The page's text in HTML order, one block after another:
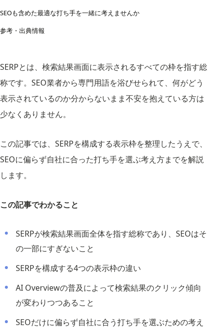
SEOも含めた最適な打ち手を一緒に考えませんか
参考・出典情報
SERPとは、検索結果画面に表示されるすべての枠を指す総
称です。SEO業者から専門用語を浴びせられて、何がどう
表示されているのか分からないまま不安を抱えている方は
少なくありません。
この記事では、SERPを構成する表示枠を整理したうえで、
SEOに偏らず自社に合った打ち手を選ぶ考え方までを解説
します。
この記事でわかること
SERPが検索結果画面全体を指す総称であり、SEOはそ
の一部にすぎないこと
SERPを構成する4つの表示枠の違い
AI Overviewの普及によって検索結果のクリック傾向
が変わりつつあること
SEOだけに偏らず自社に合う打ち手を選ぶための考え